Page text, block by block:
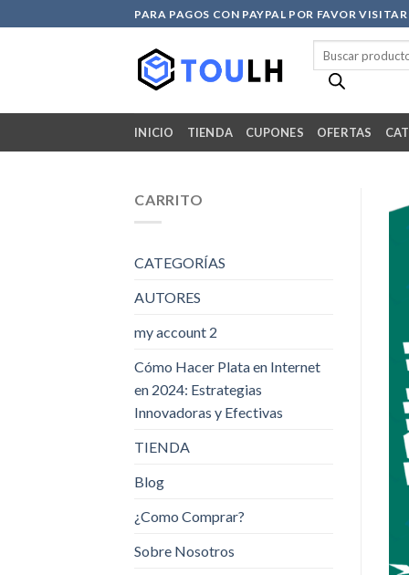
to
PARA PAGOS CON PAYPAL POR FAVOR
productos
INICIO TIENDA CUPONES OFERTAS
CARRITO
CATEGORÍAS
AUTORES
my account 2
Cómo Hacer Plata en Internet
en 2024: Estrategias
Innovadoras y Efectivas
TIENDA
Blog
¿Como Comprar?
Sobre Nosotros